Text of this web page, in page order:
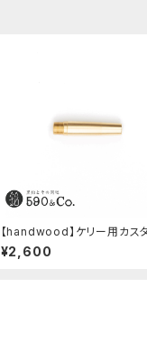
【handwood】ケリー用カス
軸 (真鍮)
¥2,600